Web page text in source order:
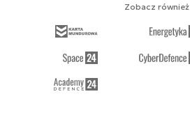
Zobacz również